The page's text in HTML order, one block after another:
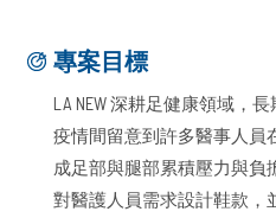
專案目標
LA NEW 深耕足健康領域，
疫情間留意到許多醫事人員
成足部與腿部累積壓力與負
對醫護人員需求設計鞋款，